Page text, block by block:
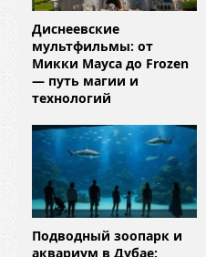
Диснеевские
мультфильмы: от
Микки Мауса до Frozen
— путь магии и
технологий
Подводный зоопарк и
аквариум в Дубае: